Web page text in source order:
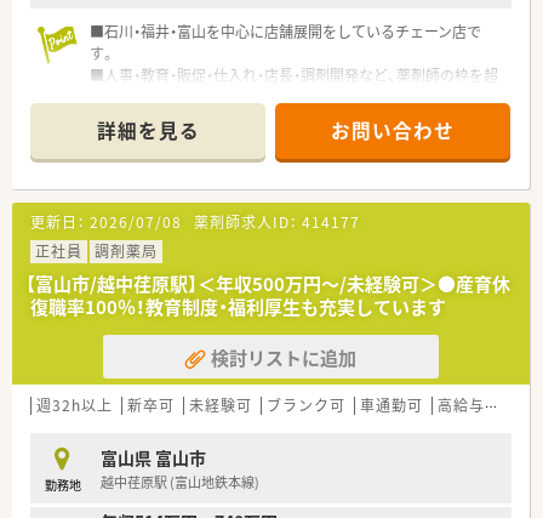
■石川・福井・富山を中心に店舗展開をしているチェーン店で
す。
■人事・教育・販促・仕入れ・店長・調剤開発など、薬剤師の枠を超
す。
■調剤店舗、OTC店舗がございます。希望に沿って配属先をご相
談させて頂きます。
詳細を見る お問い合わせ
更新日： 2026/07/08 薬剤師求人ID： 414177
正社員
調剤薬局
【富山市/越中荏原駅】＜年収500万円～/未経験可＞●産育休
復職率100％！教育制度・福利厚生も充実しています
検討リストに追加
週32h以上 新卒可 未経験可 ブランク可 車通勤可 高給与(600万円以上)
勤務地
富山県 富山市
越中荏原駅 (富山地鉄本線)